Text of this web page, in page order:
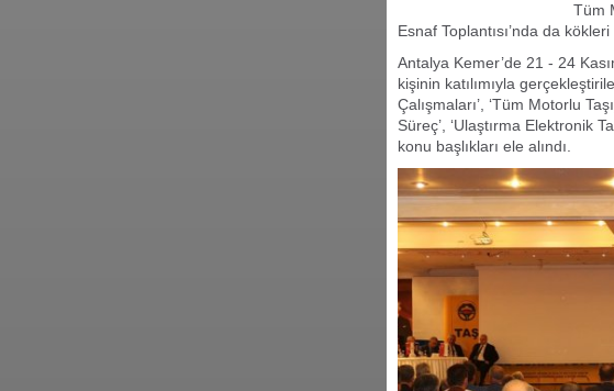
Tüm
Esnaf Toplantısı’nda da
Antalya Kemer’de 21 - 24
kişinin katılımıyla
Çalışmaları’, ‘Tüm Motorlu
Süreç’, ‘Ulaştırma Elektronik
konu başlıkları ele alındı.